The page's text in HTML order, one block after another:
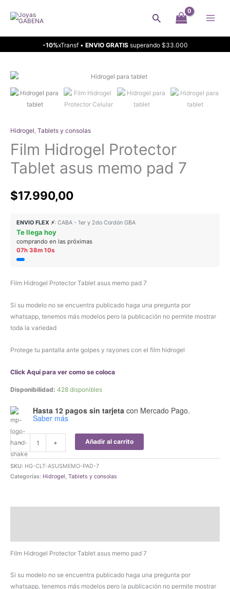
Buscar
-10%xTransf • ENVIO GRATISsuperando $33.000
Hidrogel, Tablets y consolas
Film Hidrogel Protector
Tablet asus memo pad 7
$17.990,00
ENVIO FLEX ⚡: CABA - 1er y 2do Cordón GBA
Te llega hoy
comprando en las próximas
07h 38m 10s
Film Hidrogel Protector Tablet asus memo pad 7
Si su modelo no se encuentra publicado haga una pregunta por
whatsapp, tenemos más modelos pero la publicación no permite mostrar
toda la variedad
Protege tu pantalla ante golpes y rayones con el film hidrogel
Click Aquí para ver como se coloca
Disponibilidad: 428 disponibles
Hasta 12 pagos sin tarjeta con Mercado Pago.
Saber más
-
Film
Hidrogel
Protector
Tablet
pad
+ Añadir al carrito
SKU: HG-CLT-ASUSMEMO-PAD-7
Categorías: Hidrogel , Tablets y consolas
Film Hidrogel Protector Tablet asus memo pad 7
Si su modelo no se encuentra publicado haga una pregunta por
whatsapp, tenemos más modelos pero la publicación no permite mostrar